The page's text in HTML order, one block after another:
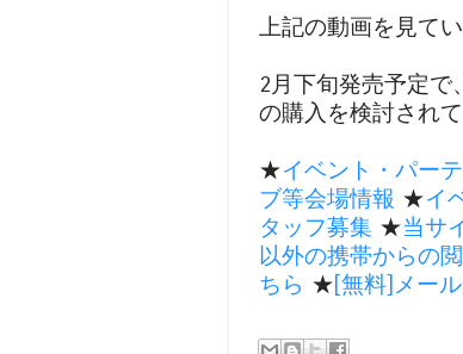
上記の動画を見て
2月下旬発売予定で
の購入を検討され
★イベント・パー
ブ等会場情報 ★イ
タッフ募集 ★当サ
以外の携帯からの
ちら ★[無料]メー